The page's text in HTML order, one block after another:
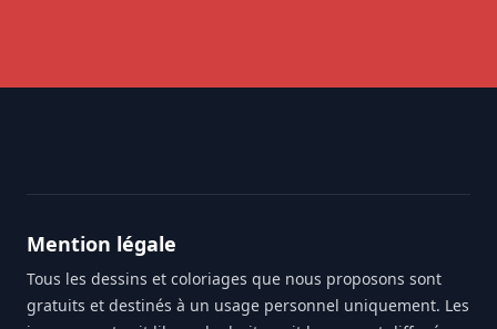
Mention légale
Tous les dessins et coloriages que nous proposons sont
gratuits et destinés à un usage personnel uniquement. Les